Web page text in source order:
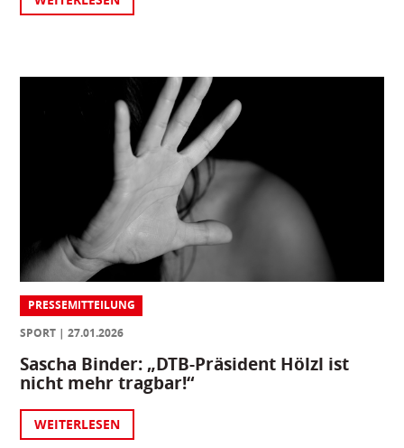
PRESSEMITTEILUNG
SPORT
27.01.2026
Sascha Binder: „DTB-Präsident Hölzl ist
nicht mehr tragbar!“
WEITERLESEN